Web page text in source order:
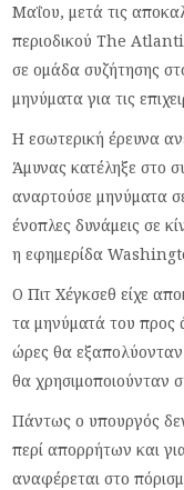
Μαΐου, μετά τις
περιοδικού The
σε ομάδα συζήτησης
μηνύματα για τις
Η εσωτερική έρευνα
Άμυνας κατέληξε στο
αναρτούσε μηνύματα
ένοπλες δυνάμεις σε
η εφημερίδα
Ο Πιτ Χέγκσεθ είχε
τα μηνύματά του προς
ώρες θα εξαπολύονταν
θα χρησιμοποιούνταν
Πάντως ο υπουργός
περί απορρήτων και
αναφέρεται στο